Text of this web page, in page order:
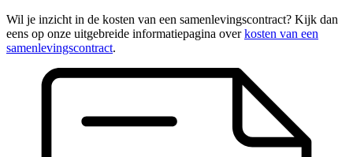
Wil je inzicht in de kosten van een samenlevingscontract? Kijk dan
eens op onze uitgebreide informatiepagina overkosten van een
samenlevingscontract.